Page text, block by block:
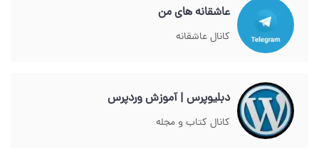
عاشقانه های من
کانال عاشقانه
دبلیوپرس | آموزش وردپرس
کانال کتاب و مجله